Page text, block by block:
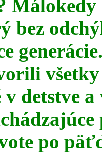
Málokedy
bez
v detstve
po